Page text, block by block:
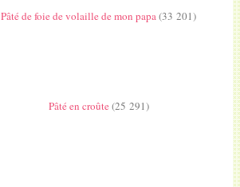
Pâté de foie de volaille de mon papa(33 201)
Pâté en croûte(25 291)